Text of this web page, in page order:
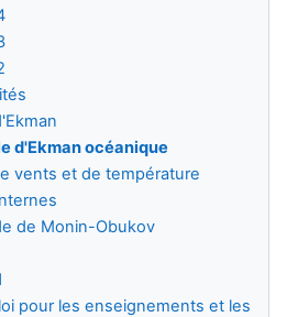
d'Ekman océanique
vents et de température
de Monin-Obukov
pour les enseignements et les